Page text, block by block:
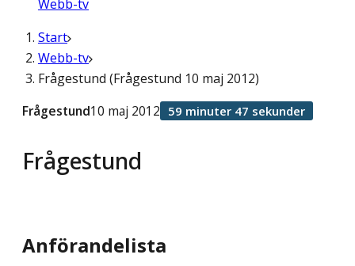
Webb-tv
Start
Webb-tv
Frågestund (Frågestund 10 maj 2012)
Frågestund
Frågestund10 maj 2012 59 minuter 47 sekunder
Anförandelista